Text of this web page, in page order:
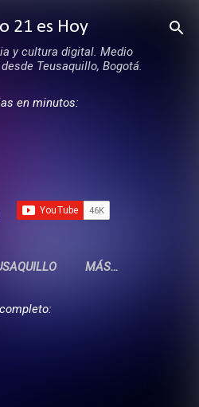
principal
21 es Hoy
y cultura digital. Medio
Teusaquillo, Bogotá.
en minutos:
MÁS…